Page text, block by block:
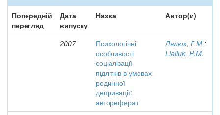
Попередній
перегляд
Дата
випуску
Назва Автор(и)
2007
Психологічні
особливості
соціалізації
підлітків в умовах
родинної
депривації:
автореферат
Лялюк, Г.М.;
Lialiuk, H.M.